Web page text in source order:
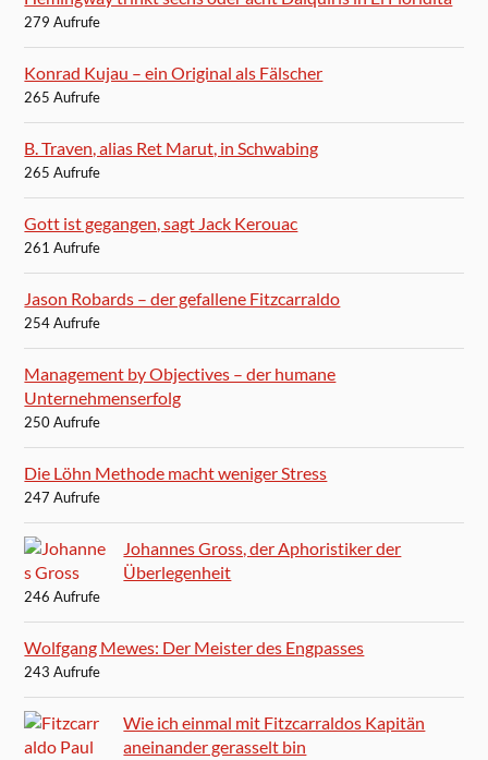
279 Aufrufe
Konrad Kujau – ein Original als Fälscher
265 Aufrufe
B. Traven, alias Ret Marut, in Schwabing
265 Aufrufe
Gott ist gegangen, sagt Jack Kerouac
261 Aufrufe
Jason Robards – der gefallene Fitzcarraldo
254 Aufrufe
Management by Objectives – der humane
Unternehmenserfolg
250 Aufrufe
Die Löhn Methode macht weniger Stress
247 Aufrufe
Johannes Gross, der Aphoristiker der
Überlegenheit
246 Aufrufe
Wolfgang Mewes: Der Meister des Engpasses
243 Aufrufe
Wie ich einmal mit Fitzcarraldos Kapitän
aneinander gerasselt bin